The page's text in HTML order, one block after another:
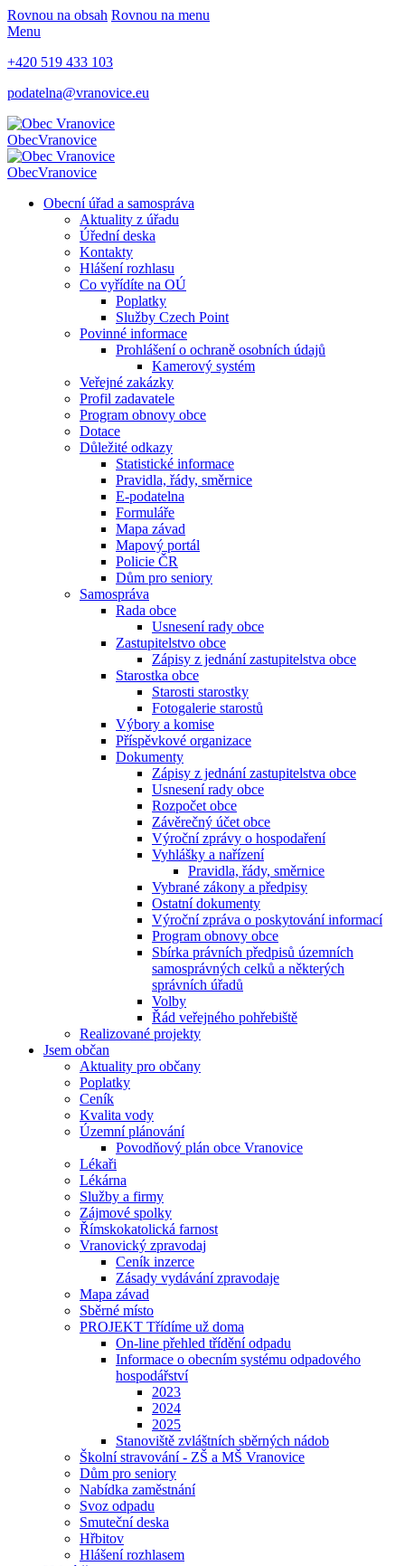
Rovnou na obsah Rovnou na menu
Menu
+420 519 433 103
podatelna@vranovice.eu
ObecVranovice
ObecVranovice
Obecní úřad a samospráva
Aktuality z úřadu
Úřední deska
Kontakty
Hlášení rozhlasu
Co vyřídíte na OÚ
Poplatky
Služby Czech Point
Povinné informace
Prohlášení o ochraně osobních údajů
Kamerový systém
Veřejné zakázky
Profil zadavatele
Program obnovy obce
Dotace
Důležité odkazy
Statistické informace
Pravidla, řády, směrnice
E-podatelna
Formuláře
Mapa závad
Mapový portál
Policie ČR
Dům pro seniory
Samospráva
Rada obce
Usnesení rady obce
Zastupitelstvo obce
Zápisy z jednání zastupitelstva obce
Starostka obce
Starosti starostky
Fotogalerie starostů
Výbory a komise
Příspěvkové organizace
Dokumenty
Zápisy z jednání zastupitelstva obce
Usnesení rady obce
Rozpočet obce
Závěrečný účet obce
Výroční zprávy o hospodaření
Vyhlášky a nařízení
Pravidla, řády, směrnice
Vybrané zákony a předpisy
Ostatní dokumenty
Výroční zpráva o poskytování informací
Program obnovy obce
Sbírka právních předpisů územních
samosprávných celků a některých
správních úřadů
Volby
Řád veřejného pohřebiště
Realizované projekty
Jsem občan
Aktuality pro občany
Poplatky
Ceník
Kvalita vody
Územní plánování
Povodňový plán obce Vranovice
Lékaři
Lékárna
Služby a firmy
Zájmové spolky
Římskokatolická farnost
Vranovický zpravodaj
Ceník inzerce
Zásady vydávání zpravodaje
Mapa závad
Sběrné místo
PROJEKT Třídíme už doma
On-line přehled třídění odpadu
Informace o obecním systému odpadového
hospodářství
2023
2024
2025
Stanoviště zvláštních sběrných nádob
Školní stravování - ZŠ a MŠ Vranovice
Dům pro seniory
Nabídka zaměstnání
Svoz odpadu
Smuteční deska
Hřbitov
Hlášení rozhlasem